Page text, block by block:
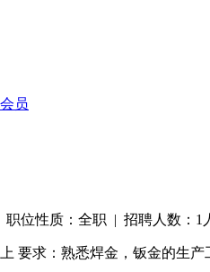
位性质：全职 | 招聘人数：1
要求：熟悉焊金，钣金的生